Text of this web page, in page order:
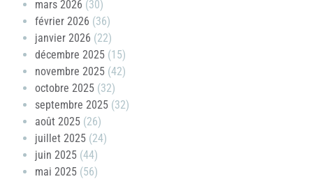
mars 2026 (30)
février 2026 (36)
janvier 2026 (22)
décembre 2025 (15)
novembre 2025 (42)
octobre 2025 (32)
septembre 2025 (32)
août 2025 (26)
juillet 2025 (24)
juin 2025 (44)
mai 2025 (56)